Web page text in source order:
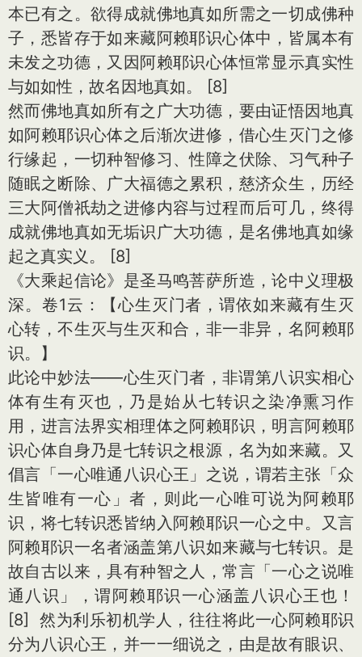
本已有之。欲得成就佛地真如所需之一切成佛种
子，悉皆存于如来藏阿赖耶识心体中，皆属本有
未发之功德，又因阿赖耶识心体恒常显示真实性
与如如性，故名因地真如。 [8]
然而佛地真如所有之广大功德，要由证悟因地真
如阿赖耶识心体之后渐次进修，借心生灭门之修
行缘起，一切种智修习、性障之伏除、习气种子
随眠之断除、广大福德之累积，慈济众生，历经
三大阿僧祇劫之进修内容与过程而后可几，终得
成就佛地真如无垢识广大功德，是名佛地真如缘
起之真实义。 [8]
《大乘起信论》是圣马鸣菩萨所造，论中义理极
深。卷1云：【心生灭门者，谓依如来藏有生灭
心转，不生灭与生灭和合，非一非异，名阿赖耶
识。】
此论中妙法——心生灭门者，非谓第八识实相心
体有生有灭也，乃是始从七转识之染净熏习作
用，进言法界实相理体之阿赖耶识，明言阿赖耶
识心体自身乃是七转识之根源，名为如来藏。又
倡言「一心唯通八识心王」之说，谓若主张「众
生皆唯有一心」者，则此一心唯可说为阿赖耶
识，将七转识悉皆纳入阿赖耶识一心之中。又言
阿赖耶识一名者涵盖第八识如来藏与七转识。是
故自古以来，具有种智之人，常言「一心之说唯
通八识」，谓阿赖耶识一心涵盖八识心王也！
[8] 然为利乐初机学人，往往将此一心阿赖耶识
分为八识心王，并一一细说之，由是故有眼识、